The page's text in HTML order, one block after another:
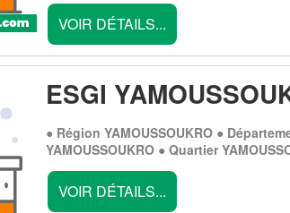
VOIR DÉTAILS...
ESGI
● Région YAMOUSSOUKRO ●
YAMOUSSOUKRO ● Quartier
VOIR DÉTAILS...